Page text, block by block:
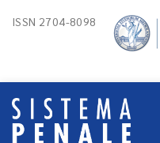
ISSN 2704-8098